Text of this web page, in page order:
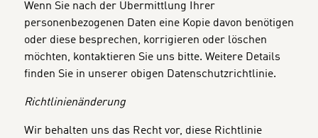
Wenn Sie nach der Übermittlung Ihrer
personenbezogenen Daten eine Kopie davon benötigen
oder diese besprechen, korrigieren oder löschen
möchten, kontaktieren Sie uns bitte. Weitere Details
finden Sie in unserer obigen Datenschutzrichtlinie.
Richtlinienänderung
Wir behalten uns das Recht vor, diese Richtlinie